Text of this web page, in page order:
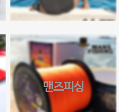
맨즈피싱